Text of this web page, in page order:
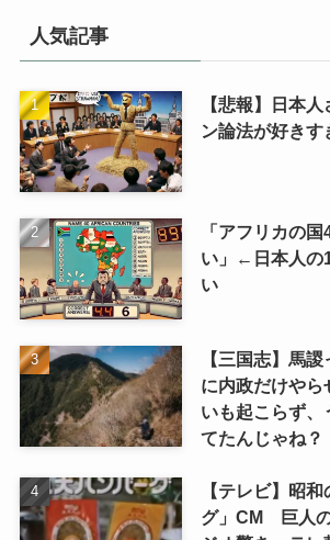
人気記事
【悲報】日本
ン論法が好きす
「アフリカの
い」←日本人の
い
【三国志】馬
に内政だけやら
いも起こらず、
てたんじゃね？
【テレビ】昭
グ」CM 巨人